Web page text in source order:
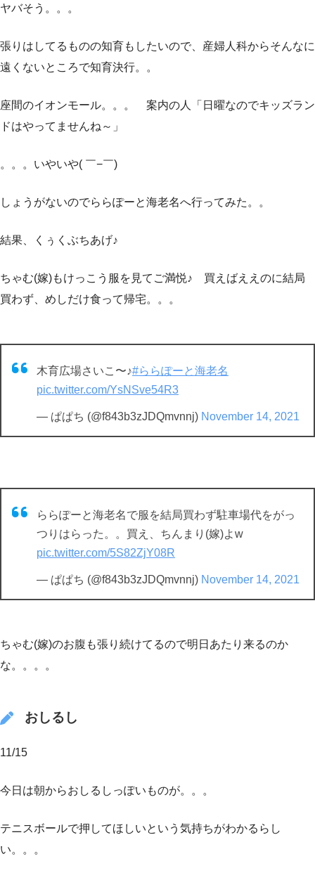
ヤバそう。。。
張りはしてるものの知育もしたいので、産婦人科からそんなに
遠くないところで知育決行。。
座間のイオンモール。。。 案内の人「日曜なのでキッズラン
ドはやってませんね～」
。。。いやいや( ￣−￣)
しょうがないのでららぽーと海老名へ行ってみた。。
結果、くぅくぶちあげ♪
ちゃむ(嫁)もけっこう服を見てご満悦♪ 買えばええのに結局
買わず、めしだけ食って帰宅。。。
木育広場さいこ〜♪#ららぽーと海老名
pic.twitter.com/YsNSve54R3
— ぱぱち (@f843b3zJDQmvnnj) November 14, 2021
ららぽーと海老名で服を結局買わず駐車場代をがっ
つりはらった。。買え、ちんまり(嫁)よw
pic.twitter.com/5S82ZjY08R
— ぱぱち (@f843b3zJDQmvnnj) November 14, 2021
ちゃむ(嫁)のお腹も張り続けてるので明日あたり来るのか
な。。。。
おしるし
11/15
今日は朝からおしるしっぽいものが。。。
テニスボールで押してほしいという気持ちがわかるらし
い。。。